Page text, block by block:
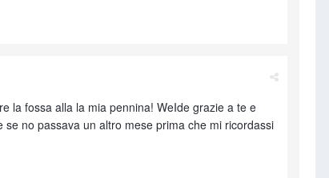
la fossa alla la mia pennina! WeIde grazie a te e
no passava un altro mese prima che mi ricordassi